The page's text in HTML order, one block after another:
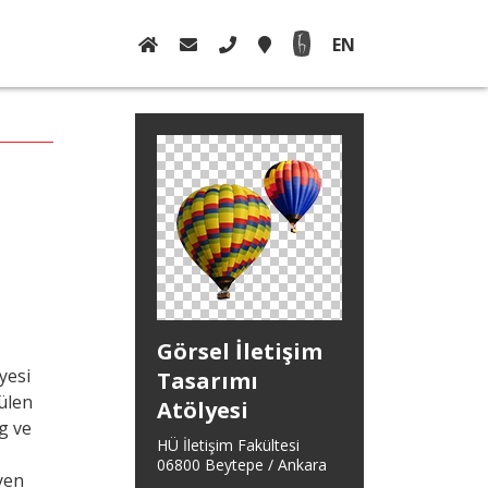
EN
Görsel İletişim
Tasarımı
Atölyesi
HÜ İletişim Fakültesi
06800 Beytepe / Ankara
ve